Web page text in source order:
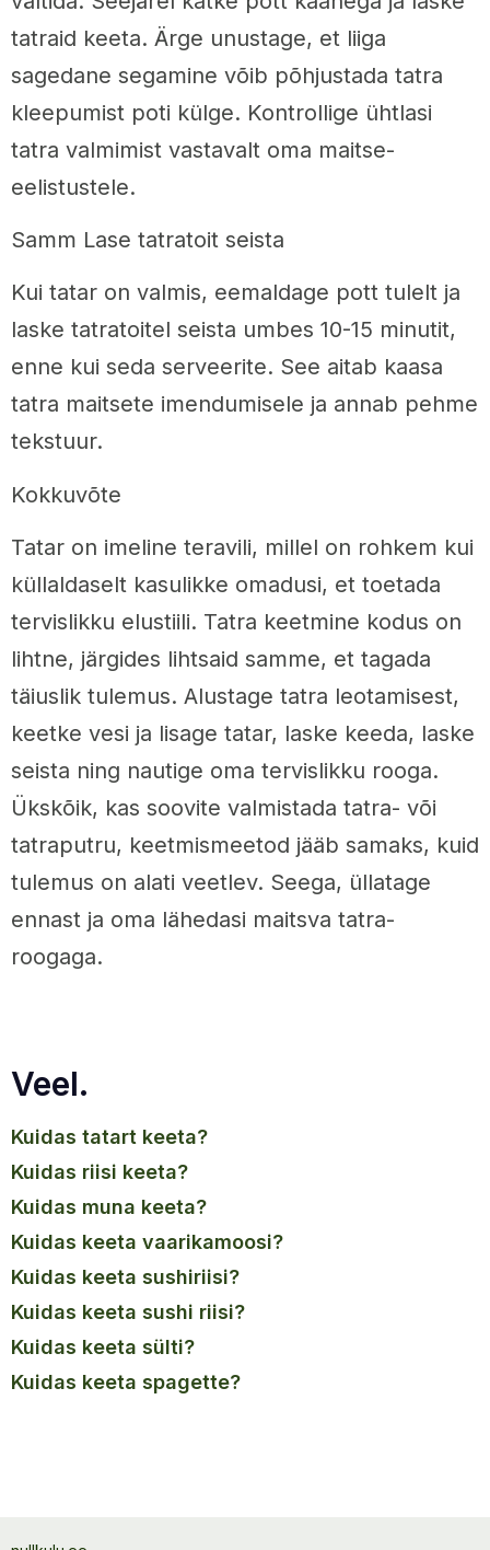
tatraid keeta. Ärge unustage, et liiga
sagedane segamine võib põhjustada tatra
kleepumist poti külge. Kontrollige ühtlasi
tatra valmimist vastavalt oma maitse-
eelistustele.
Samm Lase tatratoit seista
Kui tatar on valmis, eemaldage pott tulelt ja
laske tatratoitel seista umbes 10-15 minutit,
enne kui seda serveerite. See aitab kaasa
tatra maitsete imendumisele ja annab pehme
tekstuur.
Kokkuvõte
Tatar on imeline teravili, millel on rohkem kui
küllaldaselt kasulikke omadusi, et toetada
tervislikku elustiili. Tatra keetmine kodus on
lihtne, järgides lihtsaid samme, et tagada
täiuslik tulemus. Alustage tatra leotamisest,
keetke vesi ja lisage tatar, laske keeda, laske
seista ning nautige oma tervislikku rooga.
Ükskõik, kas soovite valmistada tatra- või
tatraputru, keetmismeetod jääb samaks, kuid
tulemus on alati veetlev. Seega, üllatage
ennast ja oma lähedasi maitsva tatra-
roogaga.
Veel.
kuidas tatart keeta?
kuidas riisi keeta?
kuidas muna keeta?
kuidas keeta vaarikamoosi?
kuidas keeta sushiriisi?
kuidas keeta sushi riisi?
kuidas keeta sülti?
kuidas keeta spagette?